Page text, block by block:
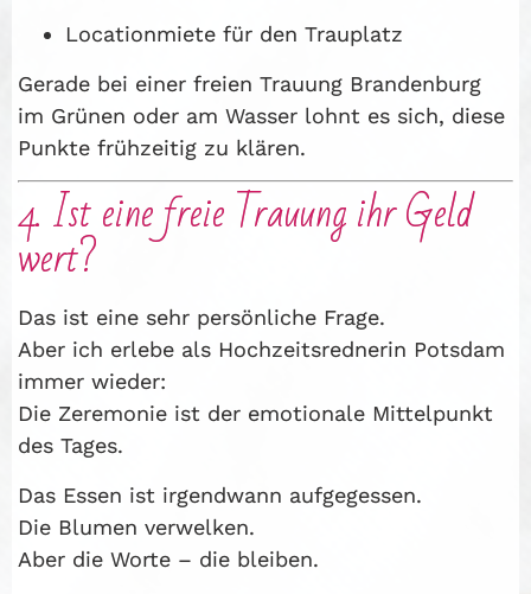
Locationmiete für den Trauplatz
Gerade bei einer freien Trauung Brandenburg
im Grünen oder am Wasser lohnt es sich, diese
Punkte frühzeitig zu klären.
4. Ist eine freie Trauung ihr Geld
wert?
Das ist eine sehr persönliche Frage.
Aber ich erlebe als Hochzeitsrednerin Potsdam
immer wieder:
Die Zeremonie ist der emotionale Mittelpunkt
des Tages.
Das Essen ist irgendwann aufgegessen.
Die Blumen verwelken.
Aber die Worte – die bleiben.